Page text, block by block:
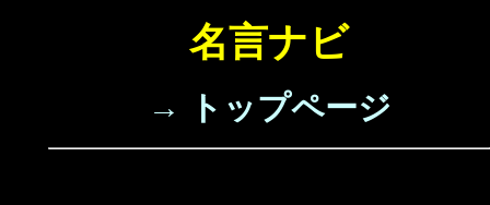
名言ナビ
→ トップページ